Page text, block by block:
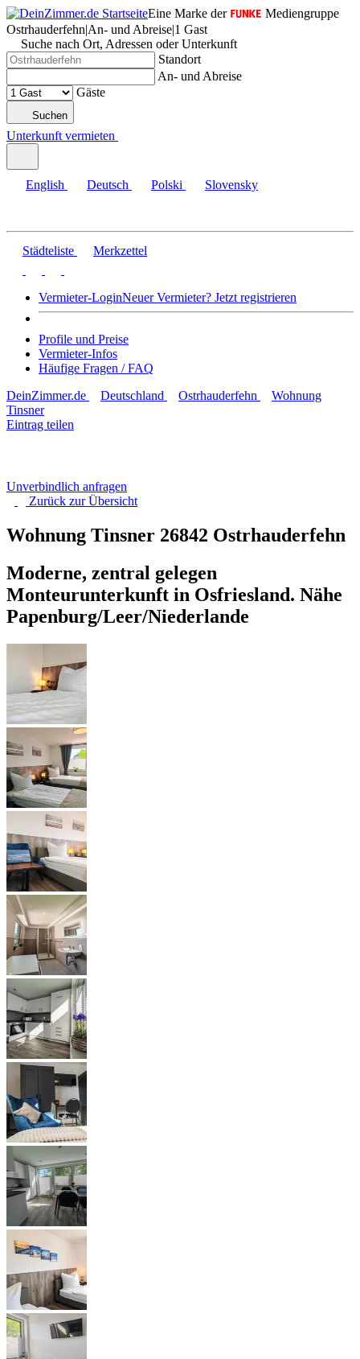
Eine Marke der
Mediengruppe
Ostrhauderfehn|An- und Abreise|1 Gast
Suche nach Ort, Adressen oder Unterkunft
Standort
An- und Abreise
Gäste
Suchen
Unterkunft vermieten
English Deutsch Polski Slovensky
Städteliste Merkzettel
Vermieter-LoginNeuer Vermieter? Jetzt registrieren
Profile und Preise
Vermieter-Infos
Häufige Fragen / FAQ
DeinZimmer.de
Deutschland Ostrhauderfehn
Wohnung
Tinsner
Eintrag teilen
Unverbindlich anfragen
Zurück zurÜbersicht
Wohnung Tinsner 26842 Ostrhauderfehn
Moderne, zentral gelegen
Monteurunterkunft in Osfriesland. Nähe
Papenburg/Leer/Niederlande